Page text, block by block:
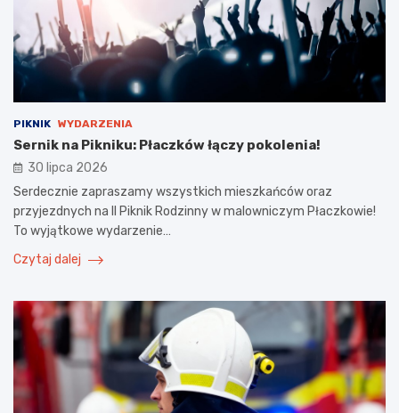
PIKNIK WYDARZENIA
Sernik na Pikniku: Płaczków łączy pokolenia!
30 lipca 2026
Serdecznie zapraszamy wszystkich mieszkańców oraz
przyjezdnych na II Piknik Rodzinny w malowniczym Płaczkowie!
To wyjątkowe wydarzenie…
Czytaj dalej